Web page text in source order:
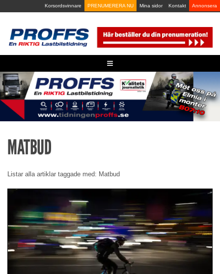
to
Korsordsvinnare PRENUMERERA NU Mina sidor Kontakt Annonsera
≡
MATBUD
Listar alla artiklar taggade med: Matbud